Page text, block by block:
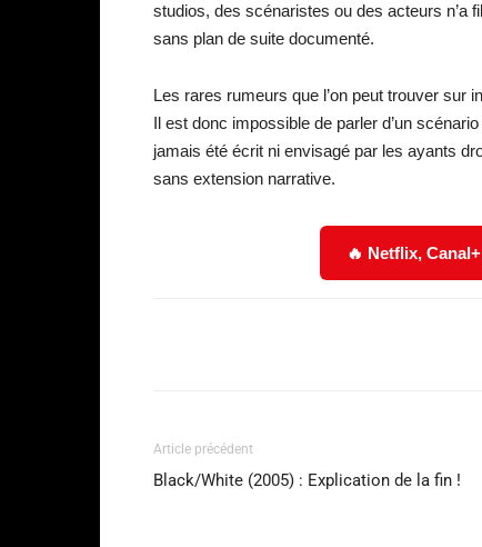
studios, des scénaristes ou des acteurs n’a
sans plan de suite documenté.
Les rares rumeurs que l’on peut trouver sur
Il est donc impossible de parler d’un
jamais été écrit ni envisagé par les ayants
sans extension narrative.
🔥 Netflix,
Article précédent
Black/White (2005) : Explication de la fin !